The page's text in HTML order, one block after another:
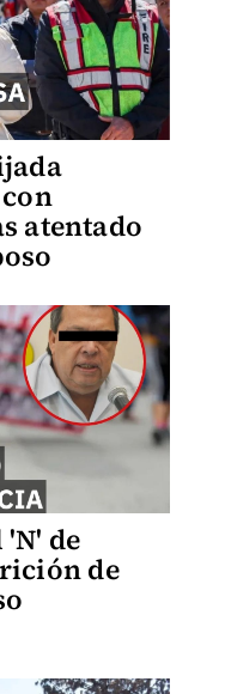
atentado
'N' de
de